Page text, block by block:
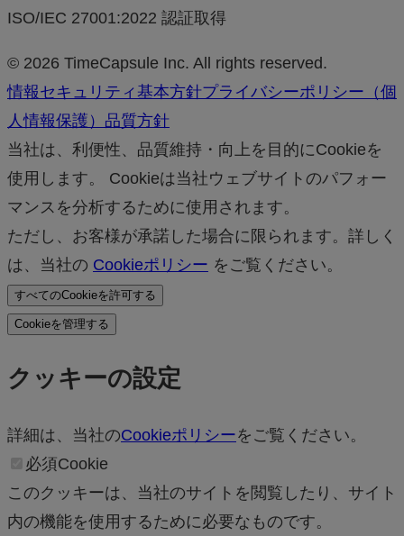
ISO/IEC 27001:2022 認証取得
© 2026 TimeCapsule Inc. All rights reserved.
情報セキュリティ基本方針プライバシーポリシー（個
人情報保護） 品質方針
当社は、利便性、品質維持・向上を目的にCookieを
使用します。 Cookieは当社ウェブサイトのパフォー
マンスを分析するために使用されます。
ただし、お客様が承諾した場合に限られます。詳しく
は、当社の Cookieポリシー をご覧ください。
すべてのCookieを許可する
Cookieを管理する
クッキーの設定
詳細は、当社のCookieポリシーをご覧ください。
必須Cookie
このクッキーは、当社のサイトを閲覧したり、サイト
内の機能を使用するために必要なものです。